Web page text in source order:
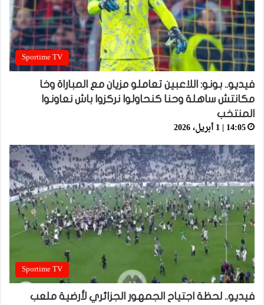
Sportime TV
فيديو.. بونو: اللاعبين تعاملو مزيان مع المباراة وخا
مكانتش ساهلة وحنا كنحاولوا نركزوا باش نعاونوا
المنتخب
14:05 | 1 أبريل، 2026
Sportime TV
فيديو.. لحظة اجتياح الجمهور الجزائري لأرضية ملعب